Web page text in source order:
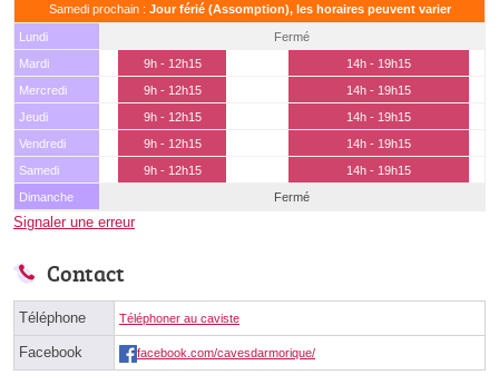
Samedi prochain : Jour férié (Assomption), les horaires peuvent varier
Lundi
Fermé
Mardi
9h - 12h15
14h - 19h15
Mercredi
9h - 12h15
14h - 19h15
Jeudi
9h - 12h15
14h - 19h15
Vendredi
9h - 12h15
14h - 19h15
Samedi
9h - 12h15
14h - 19h15
Dimanche
Fermé
Signaler une erreur
Contact
Téléphone Téléphoner au caviste
Facebook facebook.com/cavesdarmorique/